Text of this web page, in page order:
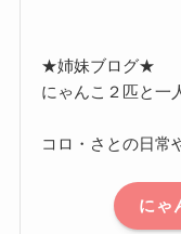
★姉妹ブログ★
にゃんこ２匹と一
コロ・さとの日常
にゃ